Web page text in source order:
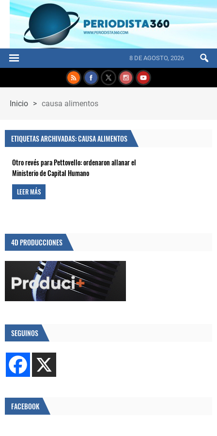
8 DE AGOSTO, 2026
Inicio > causa alimentos
ETIQUETAS ARCHIVADAS: CAUSA ALIMENTOS
Otro revés para Pettovello: ordenaron allanar el
Ministerio de Capital Humano
LEER MÁS
4D PRODUCCIONES
SEGUINOS
FACEBOOK